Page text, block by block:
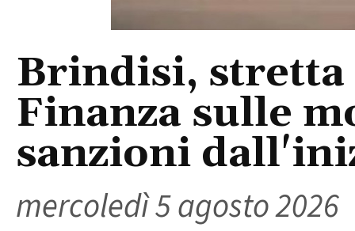
Brindisi, stretta
Finanza sulle
sanzioni
mercoledì 5 agosto 2026